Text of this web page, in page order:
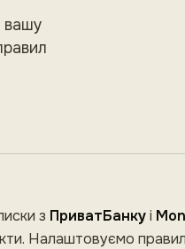
вашу
з ПриватБанкуі
Налаштовуємо